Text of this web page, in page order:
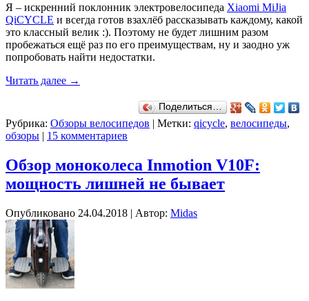
Я – искренний поклонник электровелосипеда Xiaomi MiJia
QiCYCLE и всегда готов взахлёб рассказывать каждому, какой
это классный велик :). Поэтому не будет лишним разом
пробежаться ещё раз по его преимуществам, ну и заодно уж
попробовать найти недостатки.
Читать далее →
Поделиться…
Рубрика: Обзоры велосипедов | Метки: qicycle, велосипеды,
обзоры | 15 комментариев
Обзор моноколеса Inmotion V10F:
мощность лишней не бывает
Опубликовано 24.04.2018 | Автор: Midas